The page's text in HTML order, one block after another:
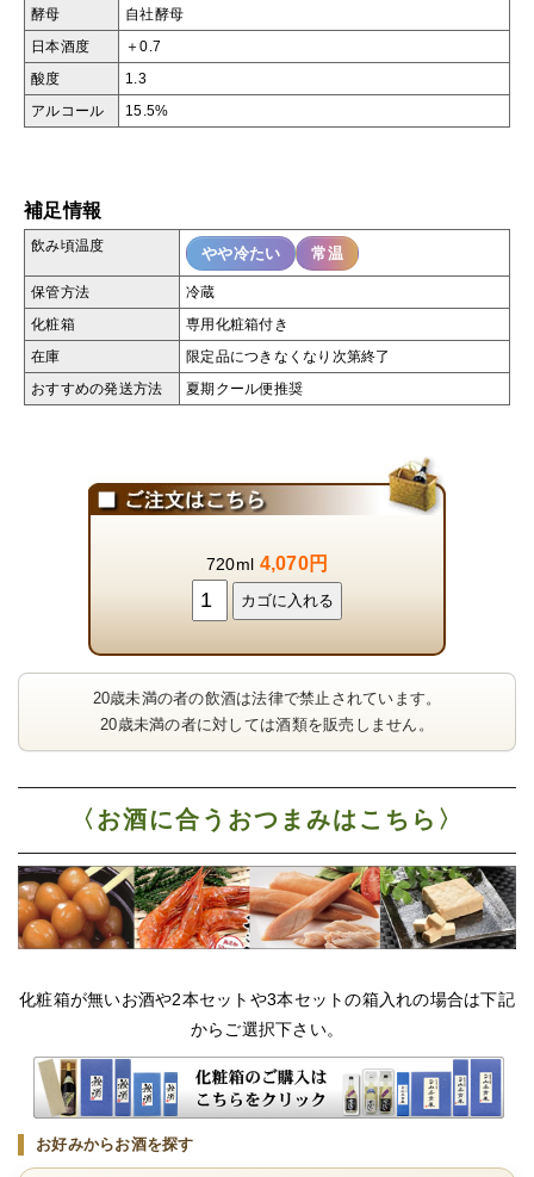
酵母 自社酵母
日本酒度 ＋0.7
酸度 1.3
アルコール 15.5%
補足情報
飲み頃温度 やや冷たい 常温
保管方法 冷蔵
化粧箱 専用化粧箱付き
在庫 限定品につきなくなり次第終了
おすすめの発送方法 夏期クール便推奨
720ml 4,070円
20歳未満の者の飲酒は法律で禁止されています。
20歳未満の者に対しては酒類を販売しません。
〈お酒に合うおつまみはこちら〉
化粧箱が無いお酒や2本セットや3本セットの箱入れの場合は下記
からご選択下さい。
お好みからお酒を探す